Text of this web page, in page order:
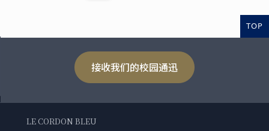
TOP
接收我们的校园通迅
LE CORDON BLEU